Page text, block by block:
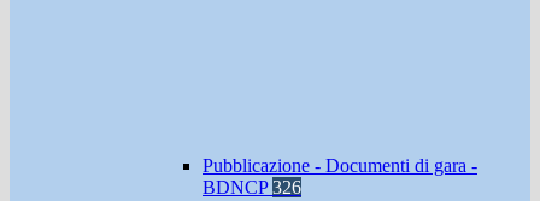
Pubblicazione - Documenti di gara -
BDNCP326